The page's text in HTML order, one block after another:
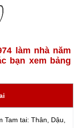
làm nhà năm
bạn xem bảng
Tam tai: Thân, Dậu,